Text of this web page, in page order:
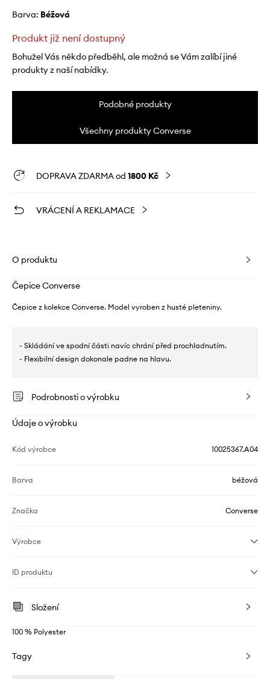
Barva: béžová
Produkt již není dostupný
Bohužel Vás někdo předběhl, ale možná se Vám zalíbí jiné
produkty z naší nabídky.
Podobné produkty
Všechny produkty Converse
DOPRAVA ZDARMA od 1800 Kč
VRÁCENÍ A REKLAMACE
O produktu
Čepice Converse
Čepice z kolekce Converse. Model vyroben z husté pleteniny.
- Skládání ve spodní části navíc chrání před prochladnutím.
- Flexibilní design dokonale padne na hlavu.
Podrobnosti o výrobku
Údaje o výrobku
Kód výrobce 10025367.A04
Barva béžová
Značka Converse
Výrobce
ID produktu
Složení
100 % Polyester
Tagy